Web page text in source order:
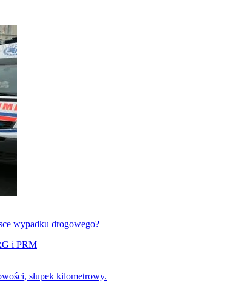
wypadku drogowego?
i PRM
słupek kilometrowy.